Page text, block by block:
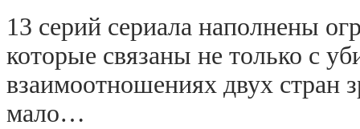
13 серий сериала наполнены
которые связаны не только с
взаимоотношениях двух стран
мало…